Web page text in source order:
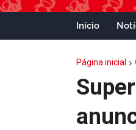
Início
Página inicial